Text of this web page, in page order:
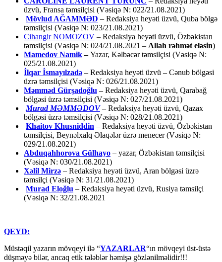
üzvü, Fransa təmsilçisi (Vəsiqə N: 022/21.08.2021)
Mövlud AĞAMMƏD – Redaksiya heyəti üzvü, Quba bölgə
təmsilçisi (Vəsiqə N: 023/21.08.2021)
Cihangir NOMOZOV – Redaksiya heyəti üzvü, Özbəkistan
təmsilçisi (Vəsiqə N: 024/21.08.2021 – Allah rəhmət eləsin)
Mamedov Namik–Yazar, Kəlbəcər təmsilçisi (Vəsiqə N:
025/21.08.2021)
İlqar İsmayılzadə – Redaksiya heyəti üzvü – Cənub bölgəsi
üzrə təmsilçisi (Vəsiqə N: 026/21.08.2021)
Məmməd Gürşadoğlu –Redaksiya heyəti üzvü, Qarabağ
bölgəsi üzrə təmsilçisi (Vəsiqə N: 027/21.08.2021)
Murad MƏMMƏDOV –Redaksiya heyəti üzvü, Qazax
bölgəsi üzrə təmsilçisi (Vəsiqə N: 028/21.08.2021)
Khaitov Khusniddin – Redaksiya heyəti üzvü, Özbəkistan
təmsilçisi, Beynəlxalq Əlaqələr üzrə menecer (Vəsiqə N:
029/21.08.2021)
Abduqahhorova Gülhayo – yazar, Özbəkistan təmsilçisi
(Vəsiqə N: 030/21.08.2021)
Xəlil Mirzə – Redaksiya heyəti üzvü, Aran bölgəsi üzrə
təmsilçi (Vəsiqə N: 31/21.08.2021)
Murad Eloğlu – Redaksiya heyəti üzvü, Rusiya təmsilçi
(Vəsiqə N: 32/21.08.2021
QEYD:
Müstəqil yazarın mövqeyi ilə “YAZARLAR“ın mövqeyi üst-üstə
düşməyə bilər, ancaq etik tələblər həmişə gözlənilməlidir!!!